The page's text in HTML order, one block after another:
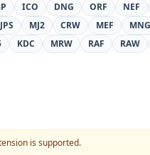
ICO DNG ORF NEF
JPS MJ2 CRW MEF MNG
KDC MRW RAF RAW
is supported.